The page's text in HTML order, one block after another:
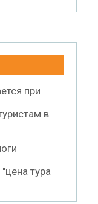
при
в
тура